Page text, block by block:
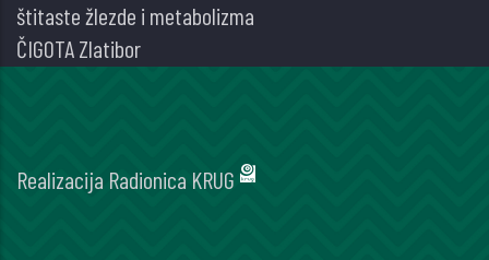
štitaste žlezde i metabolizma
ČIGOTA Zlatibor
Realizacija Radionica KRUG